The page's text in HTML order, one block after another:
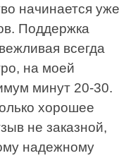
начинается уже
Поддержка
всегда
на моей
минут 20-30.
хорошее
не заказной,
надежному